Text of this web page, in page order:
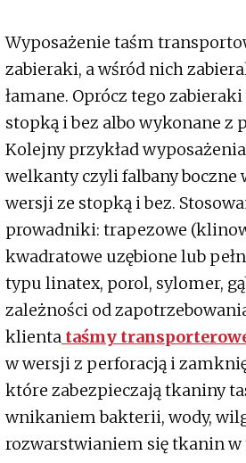
Wyposażenie taśm
zabieraki, a wśród nich
łamane. Oprócz tego
stopką i bez albo wykonane z
Kolejny przykład
welkanty czyli falbany boczne
wersji ze stopką i bez.
prowadniki: trapezowe
kwadratowe uzębione lub
typu linatex, porol, sylomer,
zależności od
klienta taśmy
w wersji z perforacją i
które zabezpieczają tkaniny
wnikaniem bakterii, wody,
rozwarstwianiem się tkanin w